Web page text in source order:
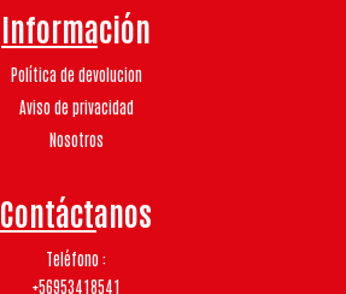
Información
Política de devolucion
Aviso de privacidad
Nosotros
Contáctanos
Teléfono
+56953418541